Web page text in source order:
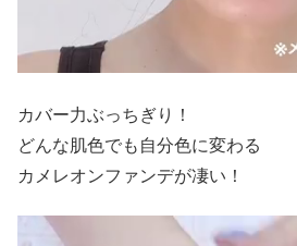
カバー力ぶっちぎり！
どんな肌色でも自分色に変わる
カメレオンファンデが凄い！